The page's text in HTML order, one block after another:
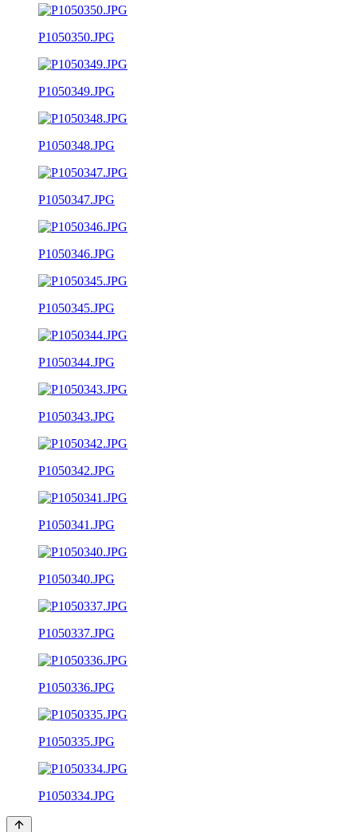
P1050350.JPG
P1050349.JPG
P1050348.JPG
P1050347.JPG
P1050346.JPG
P1050345.JPG
P1050344.JPG
P1050343.JPG
P1050342.JPG
P1050341.JPG
P1050340.JPG
P1050337.JPG
P1050336.JPG
P1050335.JPG
P1050334.JPG